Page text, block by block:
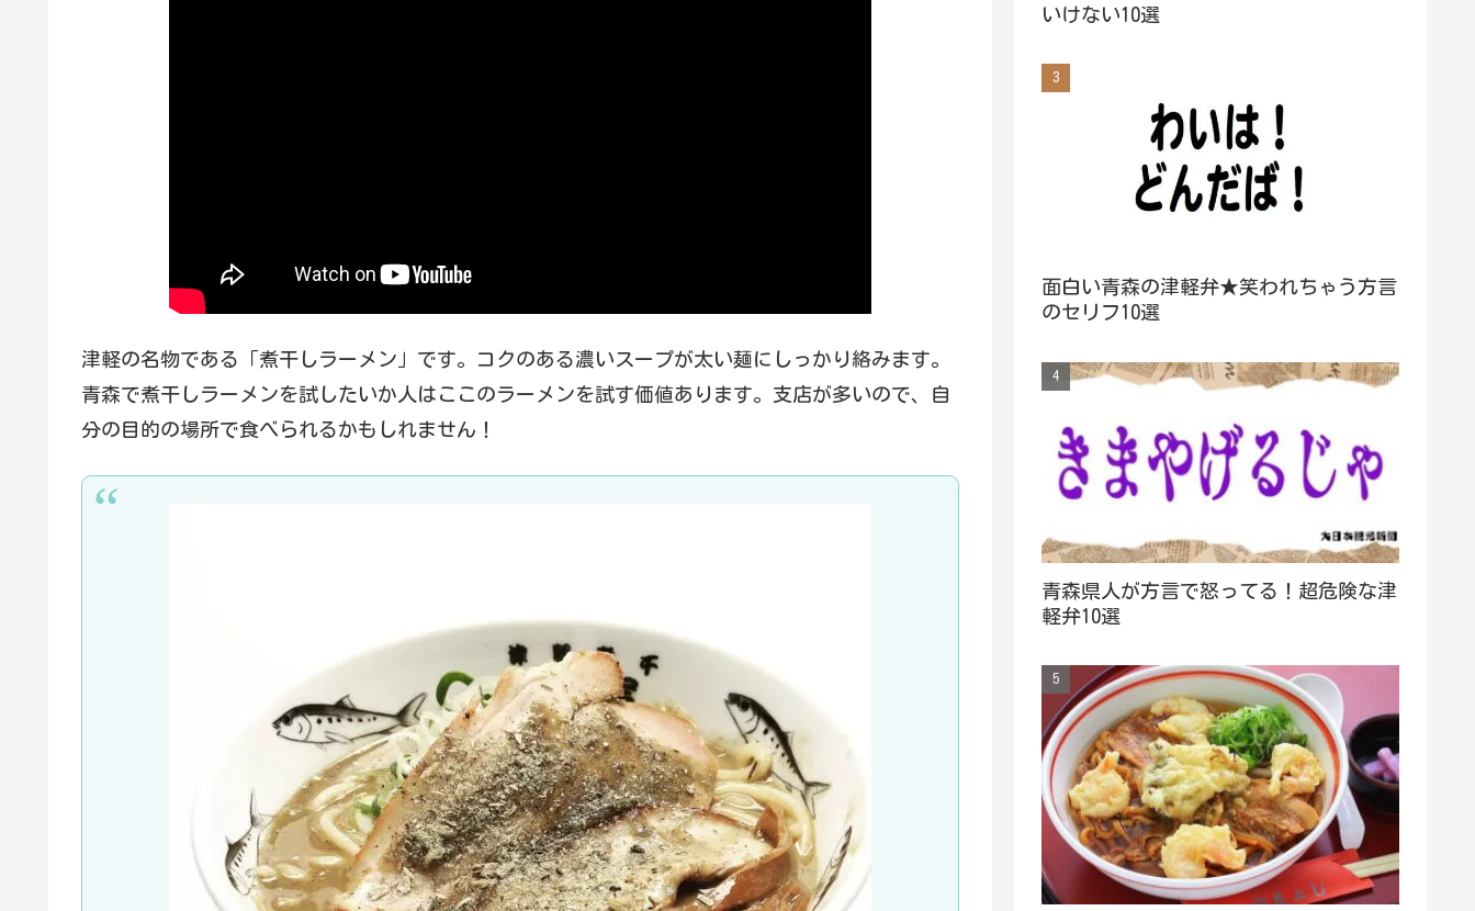
津軽の名物である「煮干しラーメン」です。コクのある濃いスープが太い麺にしっかり絡みます。
青森で煮干しラーメンを試したいか人はここのラーメンを試す価値あります。支店が多いので、自
分の目的の場所で食べられるかもしれません！
いけない10選
面白い青森の津軽弁★笑われちゃう方言
のセリフ10選
青森県人が方言で怒ってる！超危険な津
軽弁10選